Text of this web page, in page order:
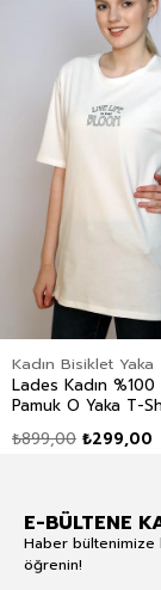
Kadın Bisiklet
Lades Kadın %100
Pamuk O Yaka T-
₺299,00
₺899,00
E-BÜLTENE
Haber bültenimize
öğrenin!